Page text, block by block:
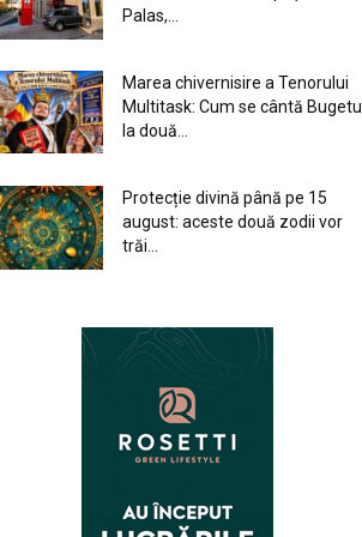
Palas,...
Marea chivernisire a Tenorului
Multitask: Cum se cântă Bugetul
la două...
Protecție divină până pe 15
august: aceste două zodii vor
trăi...